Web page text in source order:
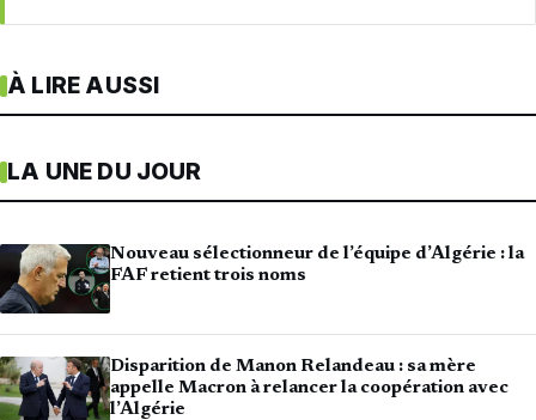
À LIRE AUSSI
LA UNE DU JOUR
Nouveau sélectionneur de l’équipe d’Algérie : la
FAF retient trois noms
Disparition de Manon Relandeau : sa mère
appelle Macron à relancer la coopération avec
l’Algérie